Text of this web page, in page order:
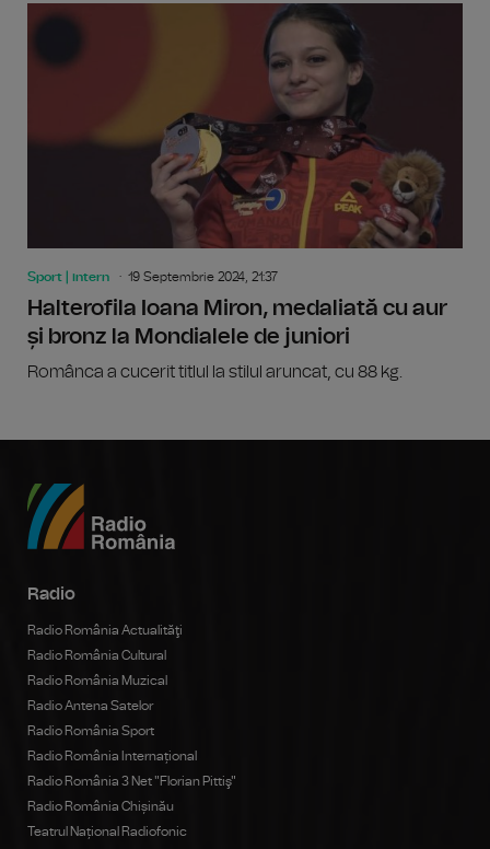
Sport | intern 19 Septembrie 2024, 21:37
Halterofila Ioana Miron, medaliată cu aur
și bronz la Mondialele de juniori
Românca a cucerit titlul la stilul aruncat, cu 88 kg.
Radio
Radio România Actualităţi
Radio România Cultural
Radio România Muzical
Radio Antena Satelor
Radio România Sport
Radio România Internațional
Radio România 3 Net "Florian Pittiş"
Radio România Chișinău
Teatrul Național Radiofonic